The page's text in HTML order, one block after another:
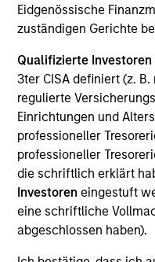
Eidgenössische
zuständigen Gerichte
Qualifizierte Investoren
3ter CISA definiert (z.
regulierte
Einrichtungen und
professioneller
professioneller
die schriftlich erklärt
Investoren eingestuft
eine schriftliche
abgeschlossen haben).
Invested on
Dec 2016
Transaction Type
Senior
Realization Date
Aug 2018